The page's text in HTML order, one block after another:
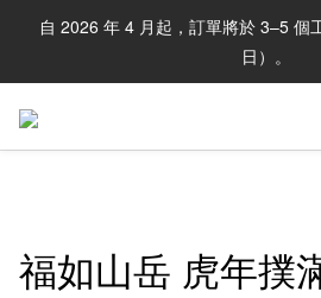
自 2026 年 4 月起，訂單將於 3–5 個
日）。
福如山岳 虎年撲